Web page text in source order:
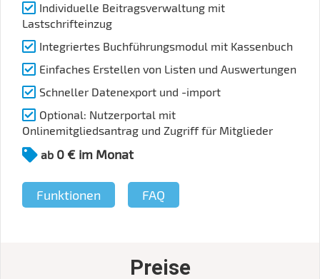
Individuelle Beitragsverwaltung mit
Lastschrifteinzug
Integriertes Buchführungsmodul mit Kassenbuch
Einfaches Erstellen von Listen und Auswertungen
Schneller Datenexport und -import
Optional: Nutzerportal mit
Onlinemitgliedsantrag und Zugriff für Mitglieder
ab 0 € im Monat
Funktionen FAQ
Preise